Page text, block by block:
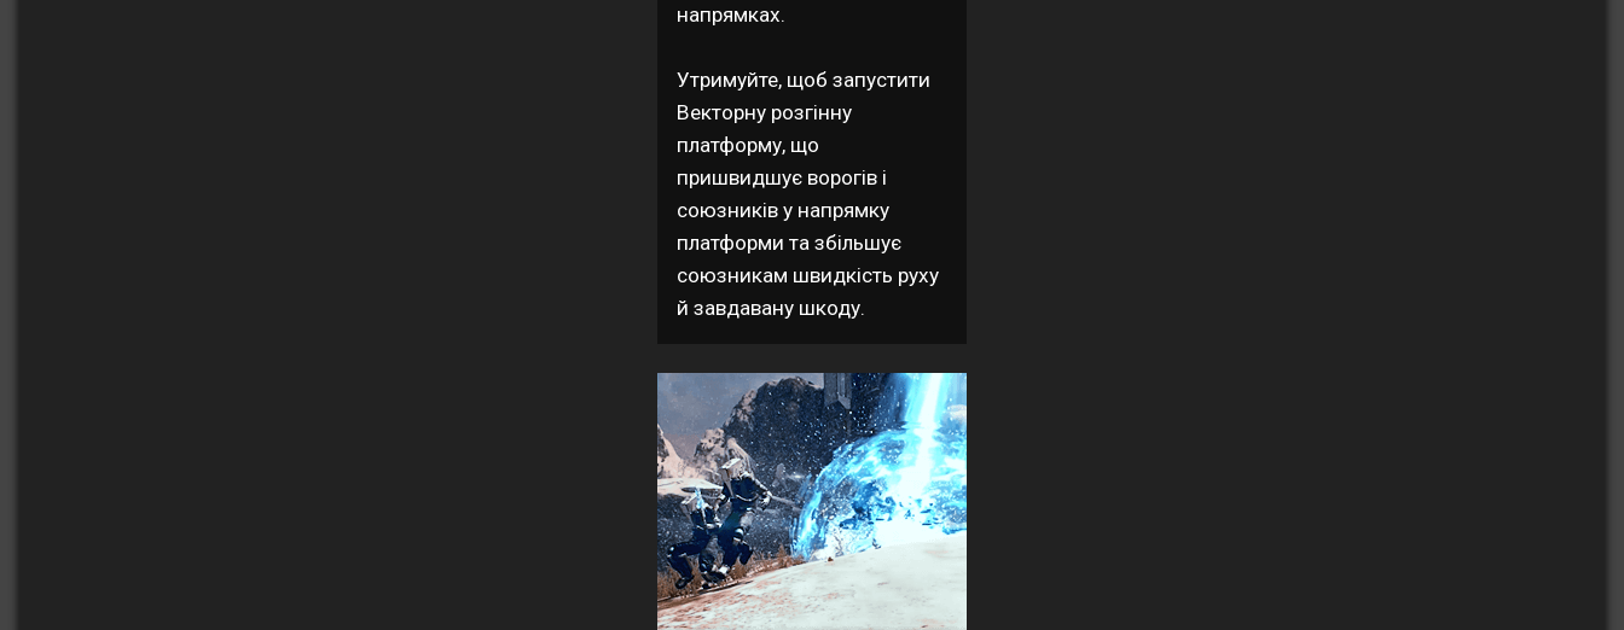
напрямках.
Утримуйте, щоб запустити
Векторну розгінну
платформу, що
пришвидшує ворогів і
союзників у напрямку
платформи та збільшує
союзникам швидкість руху
й завдавану шкоду.